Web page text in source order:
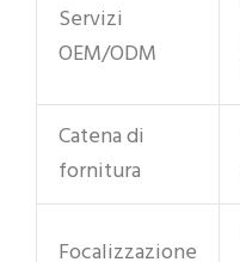
Servizi
OEM/ODM
Catena di
fornitura
Focalizzazione